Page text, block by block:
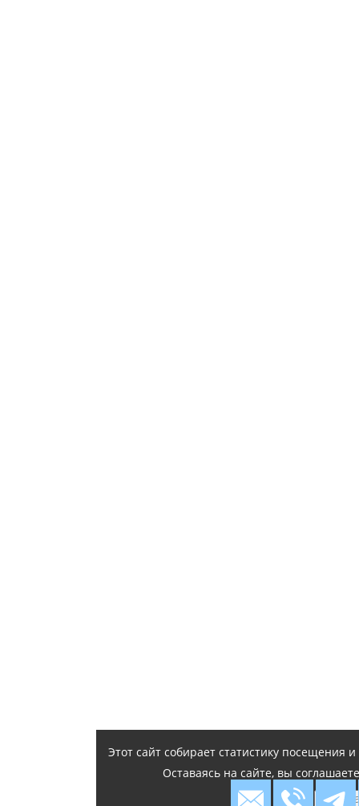
Этот сайт собирает статистику посещения
Оставаясь на сайте, вы
Я